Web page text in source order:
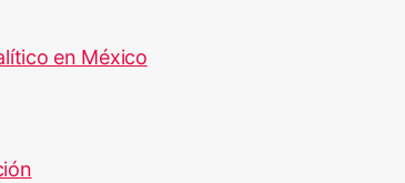
en México